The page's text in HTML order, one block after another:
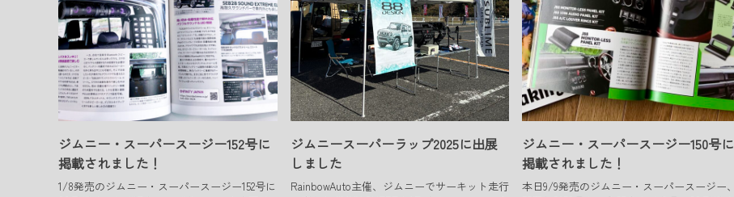
ジムニー・スーパースージー152号に
掲載されました！
1/8発売のジムニー・スーパースージー152号に
ジムニースーパーラップ2025に出展
しました
RainbowAuto主催、ジムニーでサーキット走行
ジムニー・スーパースージー150号に
掲載されました！
本日9/9発売のジムニー・スーパースージー、